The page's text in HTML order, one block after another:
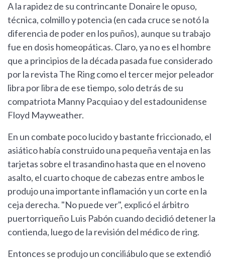
A la rapidez de su contrincante Donaire le opuso,
técnica, colmillo y potencia (en cada cruce se notó la
diferencia de poder en los puños), aunque su trabajo
fue en dosis homeopáticas. Claro, ya no es el hombre
que a principios de la década pasada fue considerado
por la revista The Ring como el tercer mejor peleador
libra por libra de ese tiempo, solo detrás de su
compatriota Manny Pacquiao y del estadounidense
Floyd Mayweather.
En un combate poco lucido y bastante friccionado, el
asiático había construido una pequeña ventaja en las
tarjetas sobre el trasandino hasta que en el noveno
asalto, el cuarto choque de cabezas entre ambos le
produjo una importante inflamación y un corte en la
ceja derecha. "No puede ver", explicó el árbitro
puertorriqueño Luis Pabón cuando decidió detener la
contienda, luego de la revisión del médico de ring.
Entonces se produjo un conciliábulo que se extendió